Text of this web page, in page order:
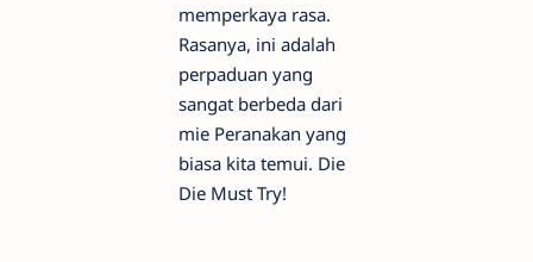
memperkaya rasa.
Rasanya, ini adalah
perpaduan yang
sangat berbeda dari
mie Peranakan yang
biasa kita temui. Die
Die Must Try!